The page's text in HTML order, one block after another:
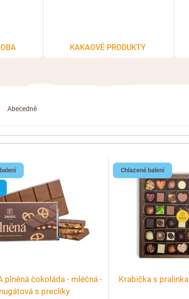
KAKAOVÉ PRODUKTY
Abecedně
plněná čokoláda - mléčná -
nugátová s preclíky
Chlazené balení
Krabička s